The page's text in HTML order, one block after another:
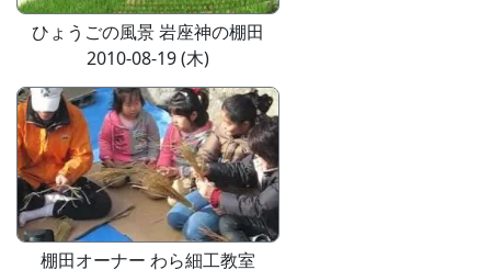
ひょうごの風景 岩座神の棚田
2010-08-19 (木)
棚田オーナー わら細工教室